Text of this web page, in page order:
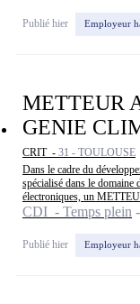
Publié hier Employeur
METTEUR
GENIE
CRIT - 31 - TOULOUSE
Dans le cadre du
spécialisé dans le domaine
électroniques, un
CDI - Temps plein
Publié hier Employeur